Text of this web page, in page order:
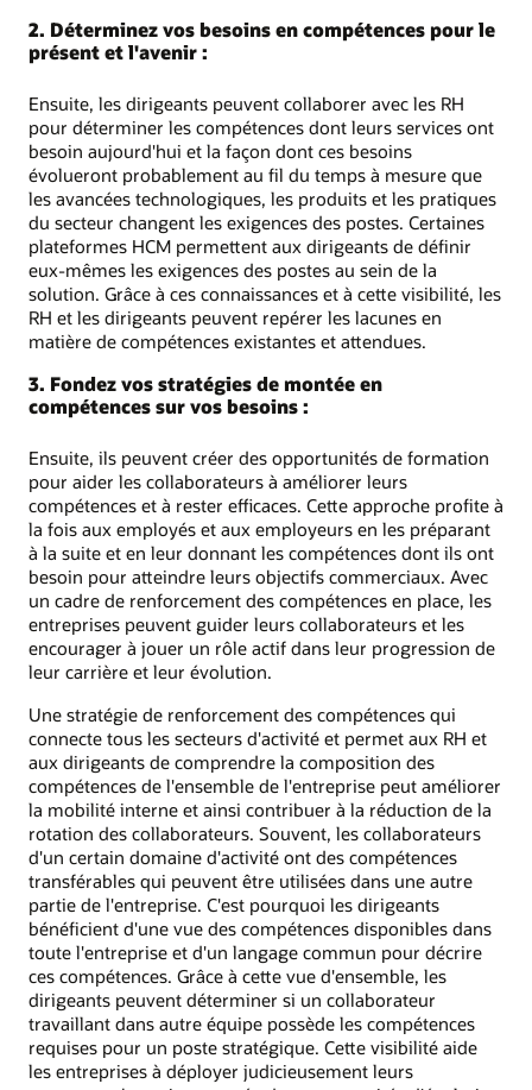
2. Déterminez vos besoins en compétences pour le
présent et l'avenir :
Ensuite, les dirigeants peuvent collaborer avec les RH
pour déterminer les compétences dont leurs services ont
besoin aujourd'hui et la façon dont ces besoins
évolueront probablement au fil du temps à mesure que
les avancées technologiques, les produits et les pratiques
du secteur changent les exigences des postes. Certaines
plateformes HCM permettent aux dirigeants de définir
eux-mêmes les exigences des postes au sein de la
solution. Grâce à ces connaissances et à cette visibilité, les
RH et les dirigeants peuvent repérer les lacunes en
matière de compétences existantes et attendues.
3. Fondez vos stratégies de montée en
compétences sur vos besoins :
Ensuite, ils peuvent créer des opportunités de formation
pour aider les collaborateurs à améliorer leurs
compétences et à rester efficaces. Cette approche profite à
la fois aux employés et aux employeurs en les préparant
à la suite et en leur donnant les compétences dont ils ont
besoin pour atteindre leurs objectifs commerciaux. Avec
un cadre de renforcement des compétences en place, les
entreprises peuvent guider leurs collaborateurs et les
encourager à jouer un rôle actif dans leur progression de
leur carrière et leur évolution.
Une stratégie de renforcement des compétences qui
connecte tous les secteurs d'activité et permet aux RH et
aux dirigeants de comprendre la composition des
compétences de l'ensemble de l'entreprise peut améliorer
la mobilité interne et ainsi contribuer à la réduction de la
rotation des collaborateurs. Souvent, les collaborateurs
d'un certain domaine d'activité ont des compétences
transférables qui peuvent être utilisées dans une autre
partie de l'entreprise. C'est pourquoi les dirigeants
bénéficient d'une vue des compétences disponibles dans
toute l'entreprise et d'un langage commun pour décrire
ces compétences. Grâce à cette vue d'ensemble, les
dirigeants peuvent déterminer si un collaborateur
travaillant dans autre équipe possède les compétences
requises pour un poste stratégique. Cette visibilité aide
les entreprises à déployer judicieusement leurs